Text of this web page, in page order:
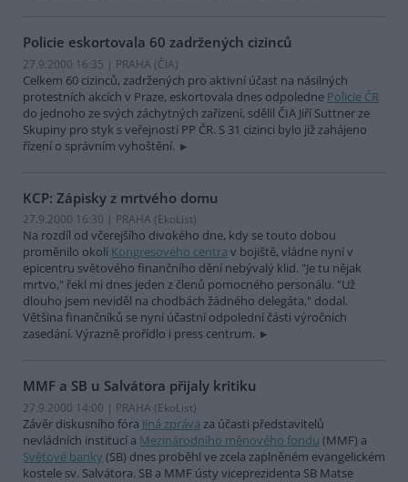
Policie eskortovala 60 zadržených cizinců
27.9.2000 16:35 | PRAHA (ČIA)
Celkem 60 cizinců, zadržených pro aktivní účast na násilných
protestních akcích v Praze, eskortovala dnes odpoledne Policie ČR
do jednoho ze svých záchytných zařízení, sdělil ČIA Jiří Suttner ze
Skupiny pro styk s veřejností PP ČR. S 31 cizinci bylo již zahájeno
řízení o správním vyhoštění.
KCP: Zápisky z mrtvého domu
27.9.2000 16:30 | PRAHA (EkoList)
Na rozdíl od včerejšího divokého dne, kdy se touto dobou
proměnilo okolí Kongresového centra v bojiště, vládne nyní v
epicentru světového finančního dění nebývalý klid. "Je tu nějak
mrtvo," řekl mi dnes jeden z členů pomocného personálu. "Už
dlouho jsem neviděl na chodbách žádného delegáta," dodal.
Většina finančníků se nyní účastní odpolední části výročních
zasedání. Výrazně prořídlo i press centrum.
MMF a SB u Salvátora přijaly kritiku
27.9.2000 14:00 | PRAHA (EkoList)
Závěr diskusního fóra Jiná zpráva za účasti představitelů
nevládních institucí a Mezinárodního měnového fondu (MMF) a
Světové banky (SB) dnes proběhl ve zcela zaplněném evangelickém
kostele sv. Salvátora. SB a MMF ústy viceprezidenta SB Matse